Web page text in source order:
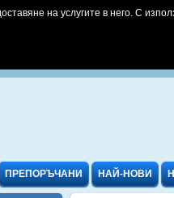
на услугите в него. С
ПРЕПОРЪЧАНИ НАЙ-НОВИ